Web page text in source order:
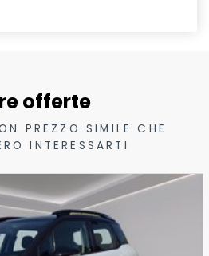
offerte
PREZZO SIMILE CHE
INTERESSARTI